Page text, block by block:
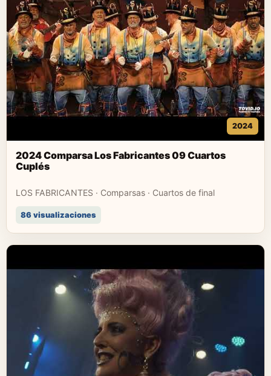
2024
2024 Comparsa Los Fabricantes 09 Cuartos
Cuplés
LOS FABRICANTES · Comparsas · Cuartos de final
86 visualizaciones